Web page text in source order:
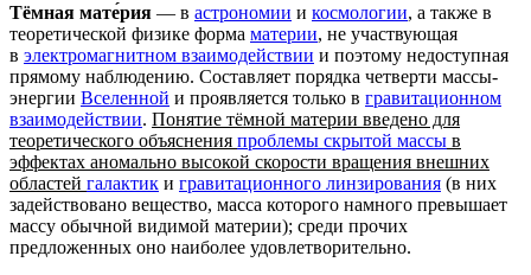
Тёмная мате́рия — в астрономии и космологии, а также в
теоретической физике форма материи, не участвующая
в электромагнитном взаимодействии и поэтому недоступная
прямому наблюдению. Составляет порядка четверти массы-
энергии Вселенной и проявляется только в гравитационном
взаимодействии. Понятие тёмной материи введено для
теоретического объяснения проблемы скрытой массы в
эффектах аномально высокой скорости вращения внешних
областей галактик и гравитационного линзирования (в них
задействовано вещество, масса которого намного превышает
массу обычной видимой материи); среди прочих
предложенных оно наиболее удовлетворительно.